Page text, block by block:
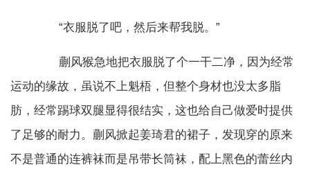
“衣服脱了吧，然后来帮我脱。”
蒯风猴急地把衣服脱了个一干二净，因为经常
运动的缘故，虽说不上魁梧，但整个身材也没太多脂
肪，经常踢球双腿显得很结实，这也给自己做爱时提供
了足够的耐力。蒯风掀起姜琦君的裙子，发现穿的原来
不是普通的连裤袜而是吊带长筒袜，配上黑色的蕾丝内